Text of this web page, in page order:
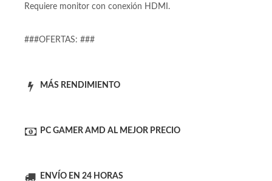
Requiere monitor con conexión HDMI.
###OFERTAS: ###
MÁS RENDIMIENTO
PC GAMER AMD AL MEJOR PRECIO
ENVÍO EN 24 HORAS